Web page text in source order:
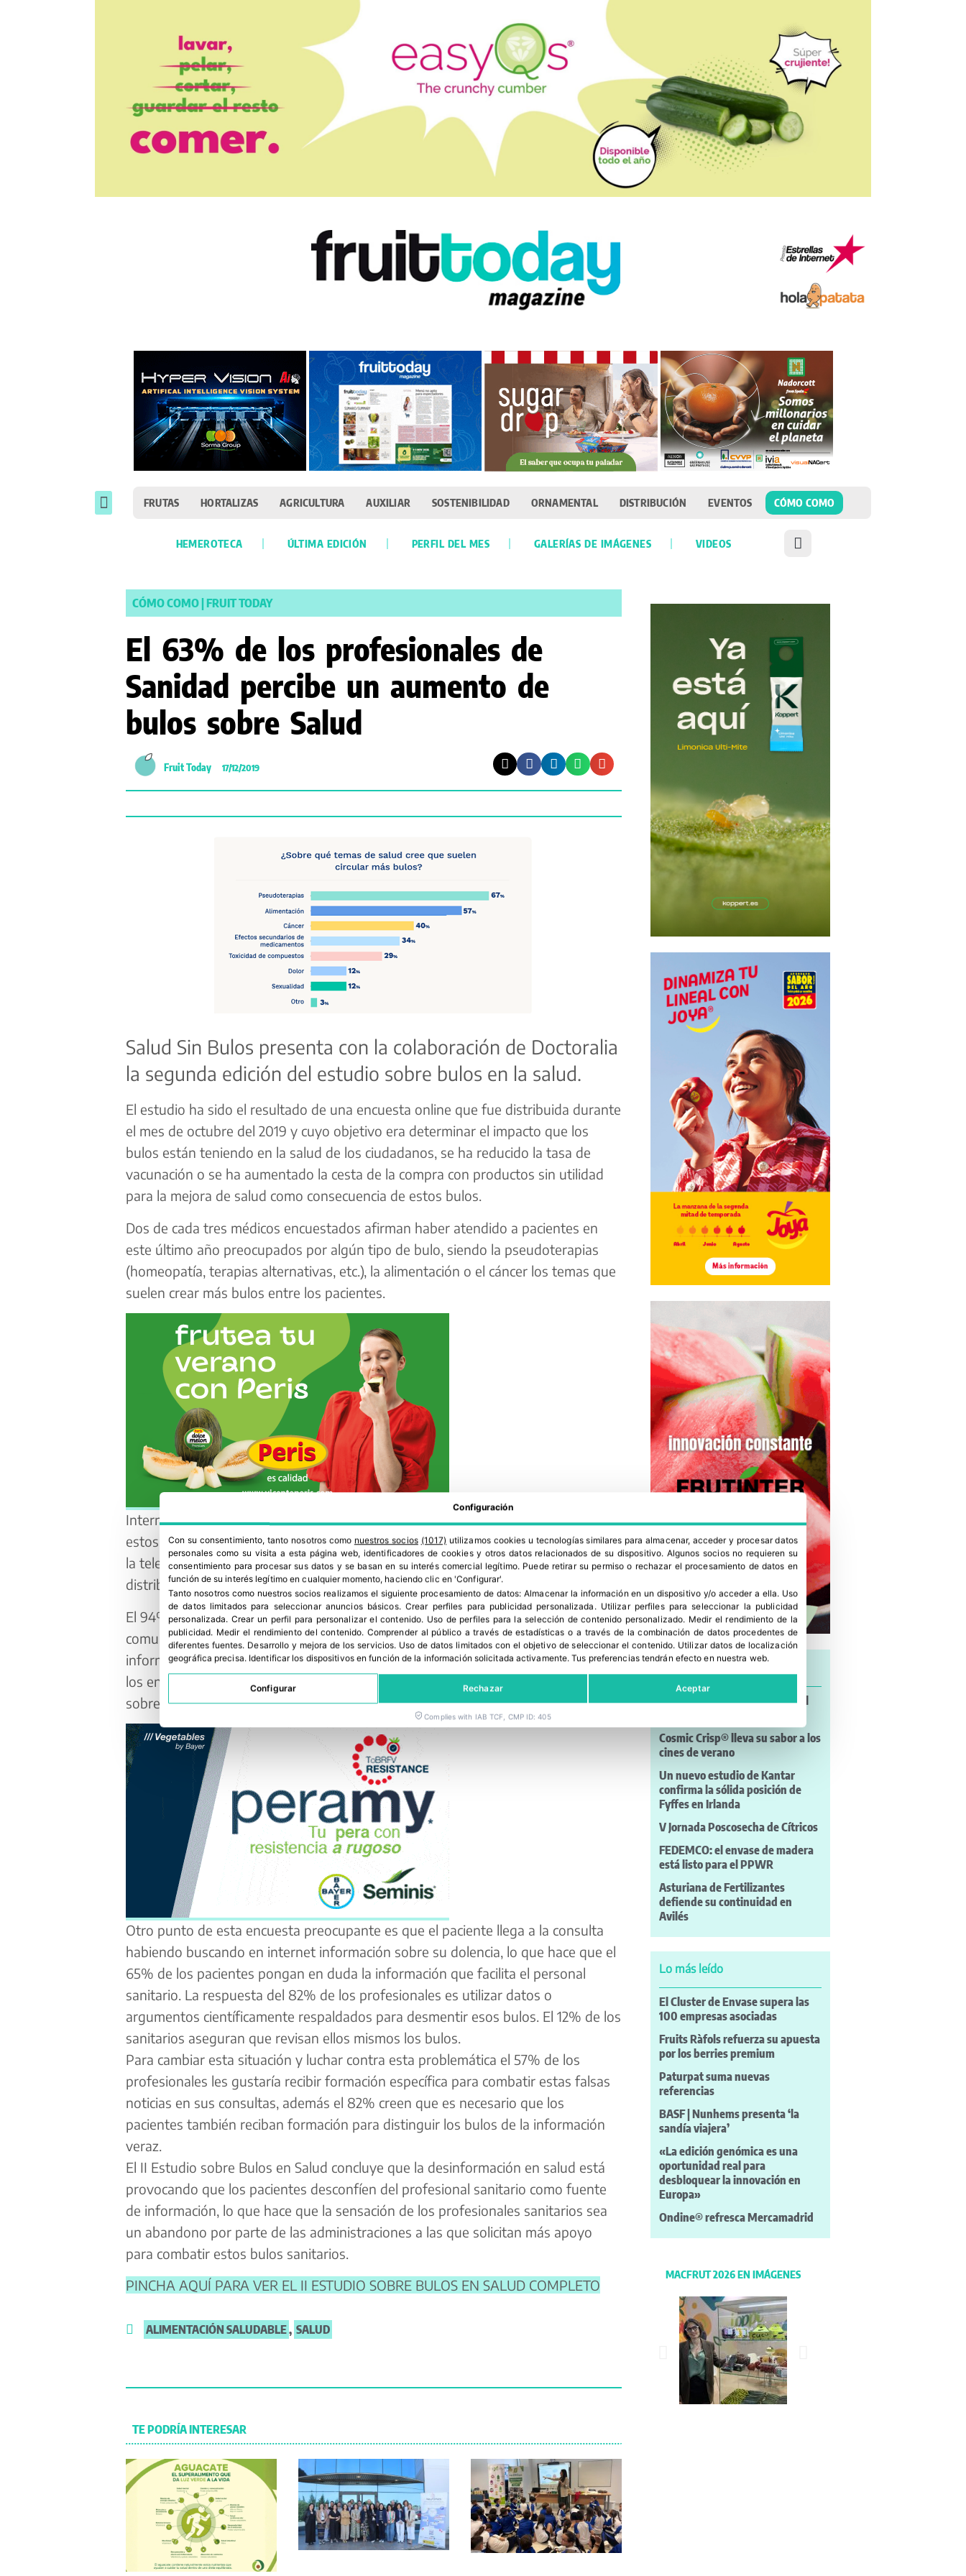
FRUTAS HORTALIZAS AGRICULTURA AUXILIAR SOSTENIBILIDAD ORNAMENTAL DISTRIBUCIÓN EVENTOS CÓMO COMO
HEMEROTECA ÚLTIMA EDICIÓN PERFIL DEL MES GALERÍAS DE IMÁGENES VIDEOS
CÓMO COMO| FRUIT TODAY
El 63% de los profesionales de
Sanidad percibe un aumento de
bulos sobre Salud
Fruit Today 17/12/2019
Salud Sin Bulos presenta con la colaboración de Doctoralia
la segunda edición del estudio sobre bulos en la salud.
El estudio ha sido el resultado de una encuesta online que fue distribuida durante
el mes de octubre del 2019 y cuyo objetivo era determinar el impacto que los
bulos están teniendo en la salud de los ciudadanos, se ha reducido la tasa de
vacunación o se ha aumentado la cesta de la compra con productos sin utilidad
para la mejora de salud como consecuencia de estos bulos.
Dos de cada tres médicos encuestados afirman haber atendido a pacientes en
este último año preocupados por algún tipo de bulo, siendo la pseudoterapias
(homeopatía, terapias alternativas, etc.), la alimentación o el cáncer los temas que
suelen crear más bulos entre los pacientes.
Internet o las redes sociales son los principales canales por los que se distribuyen
estos bulos, no sin dejar a un lado los medios de comunicación tradicionales como
la televisión o la radio que también aportan su grano de arena en esta
distribución de “fake news”.
El 94% de los profesionales de la salud considera que los medios de
comunicación no son lo suficiente rigurosos a la hora de contrastar la
información, sino que vale más darle salida a la noticia que contrastarla. El 76% de
los encuestados cree que internet no es un lugar seguro para buscar información
sobre salud, ya que hay una gran falta de validación de la información.
Otro punto de esta encuesta preocupante es que el paciente llega a la consulta
habiendo buscando en internet información sobre su dolencia, lo que hace que el
65% de los pacientes pongan en duda la información que facilita el personal
sanitario. La respuesta del 82% de los profesionales es utilizar datos o
argumentos científicamente respaldados para desmentir esos bulos. El 12% de los
sanitarios aseguran que revisan ellos mismos los bulos.
Para cambiar esta situación y luchar contra esta problemática el 57% de los
profesionales les gustaría recibir formación específica para combatir estas falsas
noticias en sus consultas, además el 82% creen que es necesario que los
pacientes también reciban formación para distinguir los bulos de la información
veraz.
El II Estudio sobre Bulos en Salud concluye que la desinformación en salud está
provocando que los pacientes desconfíen del profesional sanitario como fuente
de información, lo que hace que la sensación de los profesionales sanitarios sea
un abandono por parte de las administraciones a las que solicitan más apoyo
para combatir estos bulos sanitarios.
PINCHA AQUÍ PARA VER EL II ESTUDIO SOBRE BULOS EN SALUD COMPLETO
ALIMENTACIÓN SALUDABLE, SALUD
TE PODRÍA INTERESAR
Patatas Meléndez reivindica el
Cosmic Crisp® lleva su sabor a los
cines de verano
Un nuevo estudio de Kantar
confirma la sólida posición de
Fyffes en Irlanda
V Jornada Poscosecha de Cítricos
FEDEMCO: el envase de madera
está listo para el PPWR
Asturiana de Fertilizantes
defiende su continuidad en
Avilés
Lo más leído
El Cluster de Envase supera las
100 empresas asociadas
Fruits Ràfols refuerza su apuesta
por los berries premium
Paturpat suma nuevas
referencias
BASF | Nunhems presenta ‘la
sandía viajera’
«La edición genómica es una
oportunidad real para
desbloquear la innovación en
Europa»
Ondine® refresca Mercamadrid
MACFRUT 2026 EN IMÁGENES
Configuración
Con su consentimiento, tanto nosotros como nuestros socios (1017) utilizamos cookies u tecnologías similares para almacenar, acceder y procesar datos
personales como su visita a esta página web, identificadores de cookies y otros datos relacionados de su dispositivo. Algunos socios no requieren su
consentimiento para procesar sus datos y se basan en su interés comercial legítimo. Puede retirar su permiso o rechazar el procesamiento de datos en
función de su interés legítimo en cualquier momento, haciendo clic en 'Configurar'.
Tanto nosotros como nuestros socios realizamos el siguiente procesamiento de datos:Almacenar la información en un dispositivo y/o acceder a ella. Uso
de datos limitados para seleccionar anuncios básicos. Crear perfiles para publicidad personalizada . Utilizar perfiles para seleccionar la publicidad
personalizada. Crear un perfil para personalizar el contenido. Uso de perfiles para la selección de contenido personalizado. Medir el rendimiento de la
publicidad. Medir el rendimiento del contenido. Comprender al público a través de estadísticas o a través de la combinación de datos procedentes de
diferentes fuentes. Desarrollo y mejora de los servicios. Uso de datos limitados con el objetivo de seleccionar el contenido. Utilizar datos de localización
geográfica precisa. Identificar los dispositivos en función de la información solicitada activamente.Tus preferencias tendrán efecto en nuestra web.
Configurar Rechazar Aceptar
Complies with IAB TCF, CMP ID: 405